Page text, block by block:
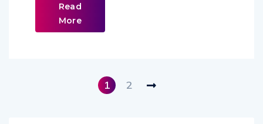
Read
More
1 2